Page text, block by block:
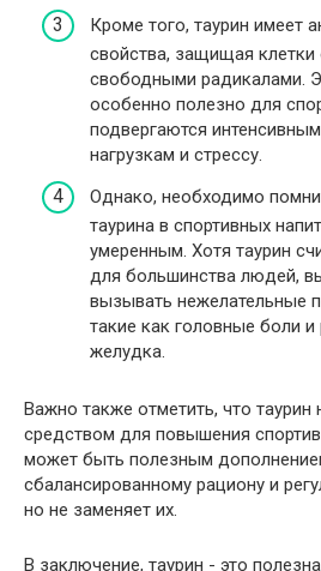
Кроме того, таурин имеет
свойства, защищая
свободными радикалами.
особенно полезно для
подвергаются
нагрузкам и стрессу.
Однако, необходимо
таурина в спортивных
умеренным. Хотя таурин
для большинства людей,
вызывать нежелательные
такие как головные боли и
желудка.
Важно также отметить, что таурин
средством для повышения
может быть полезным
сбалансированному рациону и
но не заменяет их.
В заключение, таурин - это